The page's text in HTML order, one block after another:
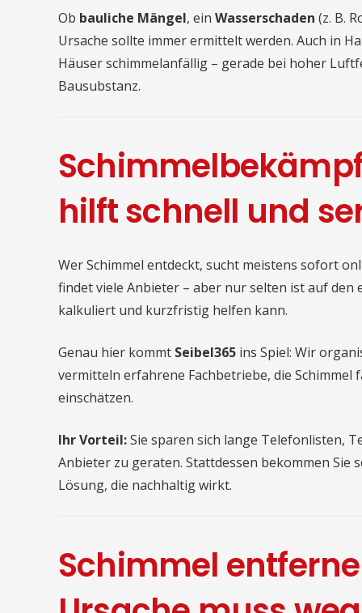
Ob bauliche Mängel, ein Wasserschaden (z. B.
Ursache sollte immer ermittelt werden. Auch in
Häuser schimmelanfällig – gerade bei hoher
Bausubstanz.
hilft schnell und
Wer Schimmel entdeckt, sucht meistens sofort
findet viele Anbieter – aber nur selten ist auf
kalkuliert und kurzfristig helfen kann.
Genau hier kommt Seibel365 ins Spiel: Wir
vermitteln erfahrene Fachbetriebe, die
einschätzen.
Ihr Vorteil:Sie sparen sich lange Telefonlisten,
Anbieter zu geraten. Stattdessen bekommen Sie
Lösung, die nachhaltig wirkt.
Schimmel